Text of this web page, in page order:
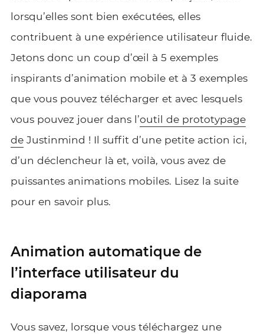
lorsqu’elles sont bien exécutées, elles
contribuent à une expérience utilisateur fluide.
Jetons donc un coup d’œil à 5 exemples
inspirants d’animation mobile et à 3 exemples
que vous pouvez télécharger et avec lesquels
vous pouvez jouer dans l’outil de prototypage
deJustinmind ! Il suffit d’une petite action ici,
d’un déclencheur là et, voilà, vous avez de
puissantes animations mobiles. Lisez la suite
pour en savoir plus.
Animation automatique de
l’interface utilisateur du
diaporama
Vous savez, lorsque vous téléchargez une